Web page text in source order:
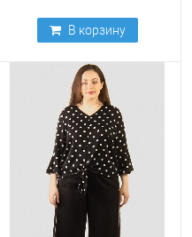
В корзину